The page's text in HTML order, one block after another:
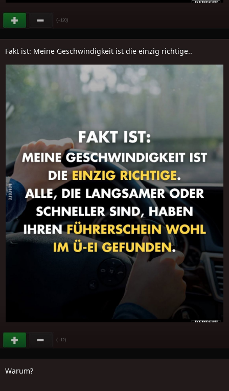
(+120)
Fakt ist: Meine Geschwindigkeit ist die einzig richtige..
(+12)
Warum?